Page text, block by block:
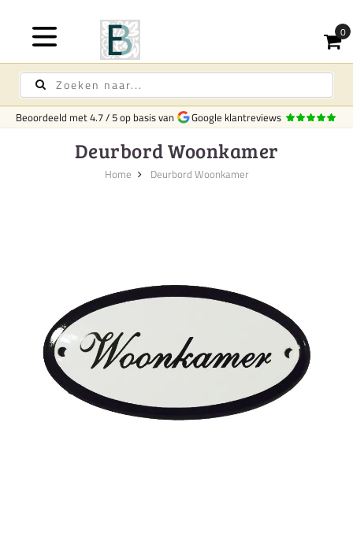
Beoordeeld met4.7/5op basis van Google klantreviews
Deurbord Woonkamer
Home Deurbord Woonkamer